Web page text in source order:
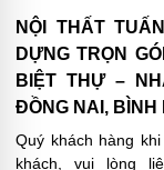
NỘI THẤT
DỰNG TRỌN
BIỆT THỰ –
ĐỒNG NAI,
Quý khách hàng
khách, vui lòng